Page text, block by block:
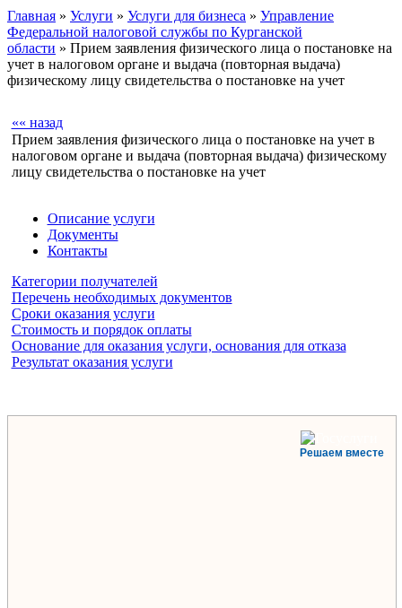
Главная » Услуги » Услуги для бизнеса » Управление
Федеральной налоговой службы по Курганской
области » Прием заявления физического лица о постановке на
учет в налоговом органе и выдача (повторная выдача)
физическому лицу свидетельства о постановке на учет
«« назад
Прием заявления физического лица о постановке на учет в
налоговом органе и выдача (повторная выдача) физическому
лицу свидетельства о постановке на учет
Описание услуги
Документы
Контакты
Категории получателей
Перечень необходимых документов
Сроки оказания услуги
Стоимость и порядок оплаты
Основание для оказания услуги, основания для отказа
Результат оказания услуги
Решаем вместе